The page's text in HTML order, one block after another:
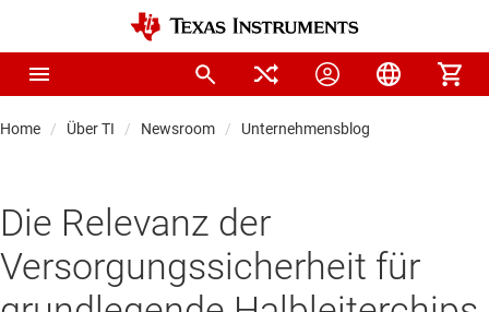
Home Über TI Newsroom Unternehmensblog
Die Relevanz der
Versorgungssicherheit für